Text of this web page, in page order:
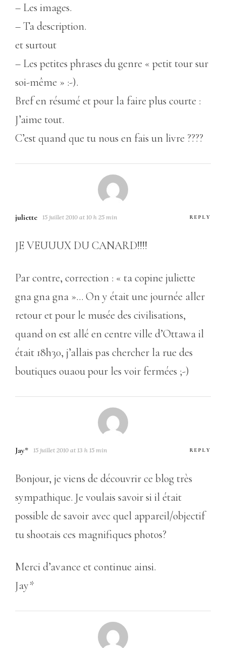
– Les images.
– Ta description.
et surtout
– Les petites phrases du genre « petit tour sur
soi-même » :-).
Bref en résumé et pour la faire plus courte :
J’aime tout.
C’est quand que tu nous en fais un livre ????
juliette 15 juillet 2010 at 10 h 25 min REPLY
JE VEUUUX DU CANARD!!!!
Par contre, correction : « ta copine juliette
gna gna gna »… On y était une journée aller
retour et pour le musée des civilisations,
quand on est allé en centre ville d’Ottawa il
était 18h30, j’allais pas chercher la rue des
boutiques ouaou pour les voir fermées ;-)
Jay* 15 juillet 2010 at 13 h 15 min REPLY
Bonjour, je viens de découvrir ce blog très
sympathique. Je voulais savoir si il était
possible de savoir avec quel appareil/objectif
tu shootais ces magnifiques photos?
Merci d’avance et continue ainsi.
Jay*